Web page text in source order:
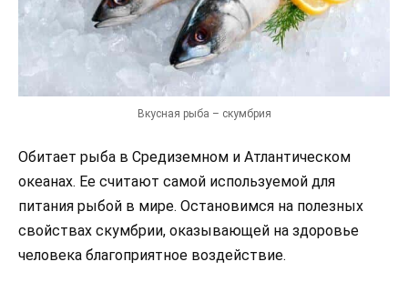
Вкусная рыба – скумбрия
Обитает рыба в Средиземном и Атлантическом
океанах. Ее считают самой используемой для
питания рыбой в мире. Остановимся на полезных
свойствах скумбрии, оказывающей на здоровье
человека благоприятное воздействие.